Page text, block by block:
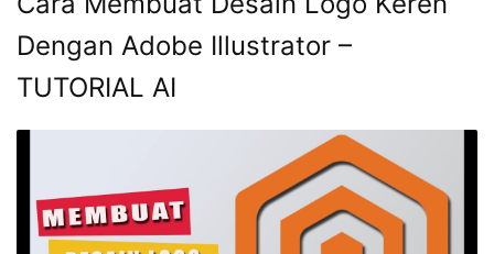
Dengan Adobe Illustrator –
TUTORIAL AI